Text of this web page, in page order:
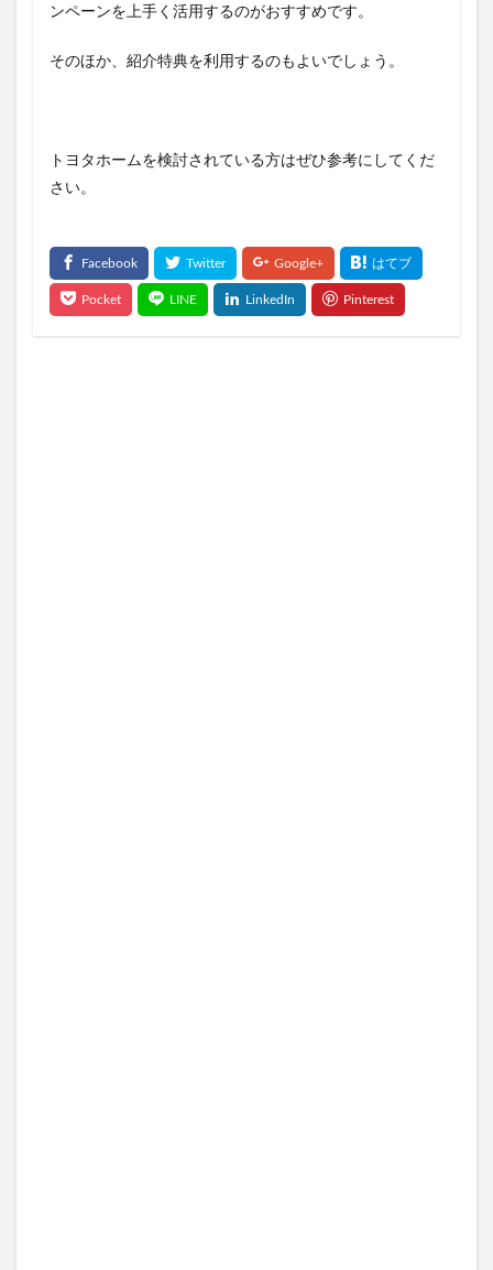
ンペーンを上手く活用するのがおすすめです。
そのほか、紹介特典を利用するのもよいでしょう。
トヨタホームを検討されている方はぜひ参考にしてくだ
さい。